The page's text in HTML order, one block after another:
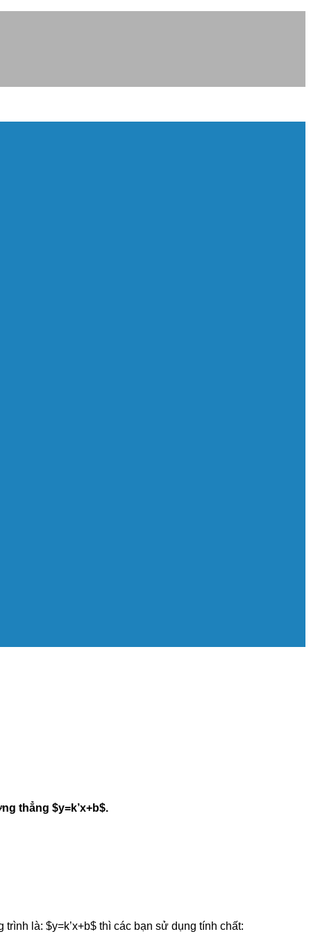
thẳng $y=k’x+b$.
là: $y=k’x+b$ thì các bạn sử dụng tính chất: